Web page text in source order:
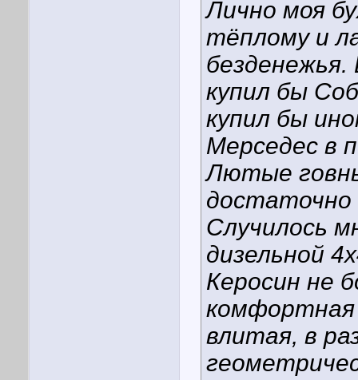
Лично моя
тёплому и
купил бы
купил бы
Мерседес в
Лютые
достаточно
Случилось
дизельной
Керосин не
комфортная
влитая, в